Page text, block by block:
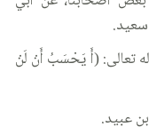
تعالى: (أَ يَحْسَبُ أَنْ لَنْ
عبيد.